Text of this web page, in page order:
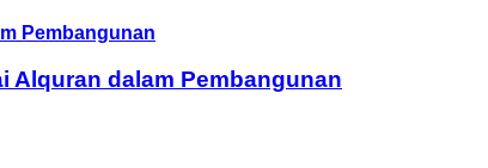
Alquran dalam Pembangunan